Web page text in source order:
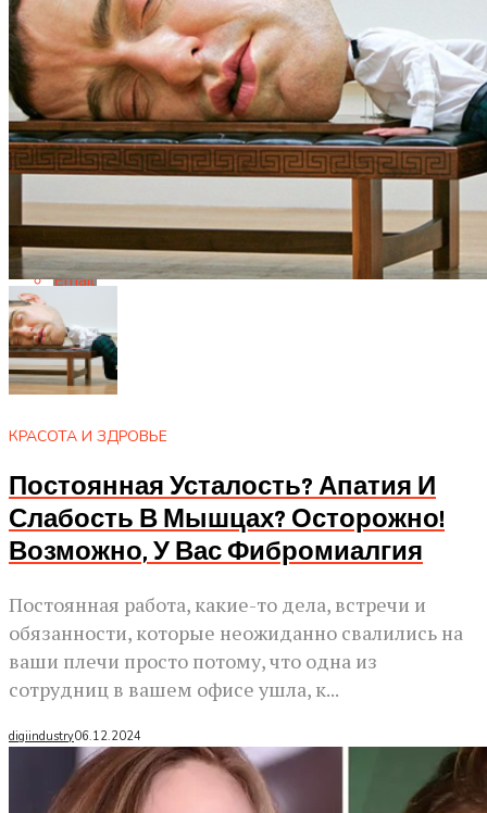
Reddit
Pinterest
Whatsapp
Whatsapp
Email
КРАСОТА И ЗДРОВЬЕ
Постоянная Усталость? Апатия И
Слабость В Мышцах? Осторожно!
Возможно, У Вас Фибромиалгия
Постоянная работа, какие-то дела, встречи и
обязанности, которые неожиданно свалились на
ваши плечи просто потому, что одна из
сотрудниц в вашем офисе ушла, к...
digiindustry06.12.2024